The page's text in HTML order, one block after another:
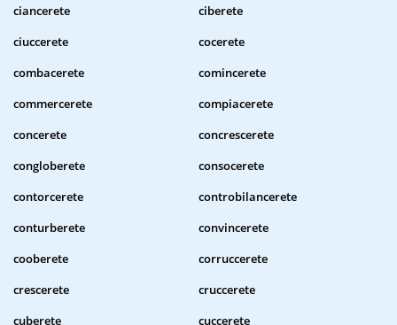
ciancerete
ciberete
ciuccerete
cocerete
combacerete
comincerete
commercerete
compiacerete
concerete
concrescerete
congloberete
consocerete
contorcerete
controbilancerete
conturberete
convincerete
cooberete
corruccerete
crescerete
cruccerete
cuberete
cuccerete